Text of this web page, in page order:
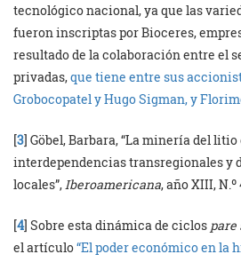
tecnológico nacional, ya que las
fueron inscriptas por Bioceres,
resultado de la colaboración entre el
privadas,que tiene entre sus
Grobocopatel y Hugo Sigman, y
[3] Göbel, Barbara, “La minería del
interdependencias transregionales y
locales”, Iberoamericana, año XIII, N.º
[4] Sobre esta dinámica de ciclos pare
el artículo“El poder económico en la